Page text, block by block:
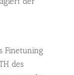
Finetuning
des